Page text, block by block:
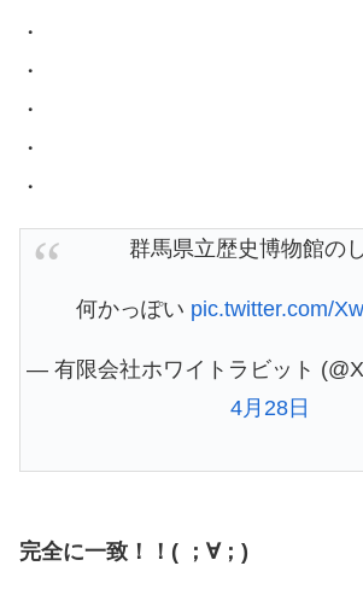
・
・
・
・
・
群馬県立歴史博物館の
何かっぽい pic.twitter.com/
— 有限会社ホワイトラビット
4月28日
完全に一致！！( ；∀；)